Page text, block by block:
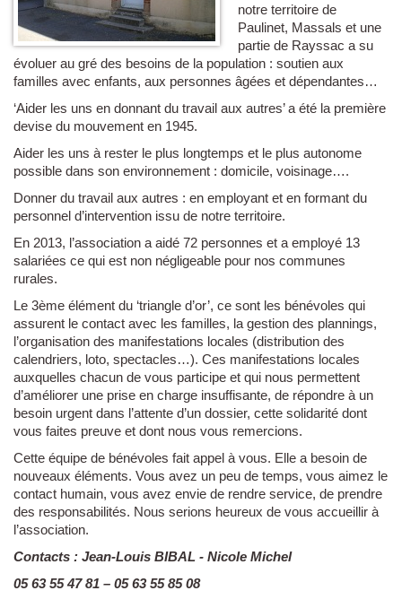
notre territoire de
Paulinet, Massals et une
partie de Rayssac a su
évoluer au gré des besoins de la population : soutien aux
familles avec enfants, aux personnes âgées et dépendantes…
‘Aider les uns en donnant du travail aux autres’ a été la première
devise du mouvement en 1945.
Aider les uns à rester le plus longtemps et le plus autonome
possible dans son environnement : domicile, voisinage….
Donner du travail aux autres : en employant et en formant du
personnel d’intervention issu de notre territoire.
En 2013, l’association a aidé 72 personnes et a employé 13
salariées ce qui est non négligeable pour nos communes
rurales.
Le 3ème élément du ‘triangle d’or’, ce sont les bénévoles qui
assurent le contact avec les familles, la gestion des plannings,
l’organisation des manifestations locales (distribution des
calendriers, loto, spectacles…). Ces manifestations locales
auxquelles chacun de vous participe et qui nous permettent
d’améliorer une prise en charge insuffisante, de répondre à un
besoin urgent dans l’attente d’un dossier, cette solidarité dont
vous faites preuve et dont nous vous remercions.
Cette équipe de bénévoles fait appel à vous. Elle a besoin de
nouveaux éléments. Vous avez un peu de temps, vous aimez le
contact humain, vous avez envie de rendre service, de prendre
des responsabilités. Nous serions heureux de vous accueillir à
l’association.
Contacts : Jean-Louis BIBAL - Nicole Michel
05 63 55 47 81 – 05 63 55 85 08